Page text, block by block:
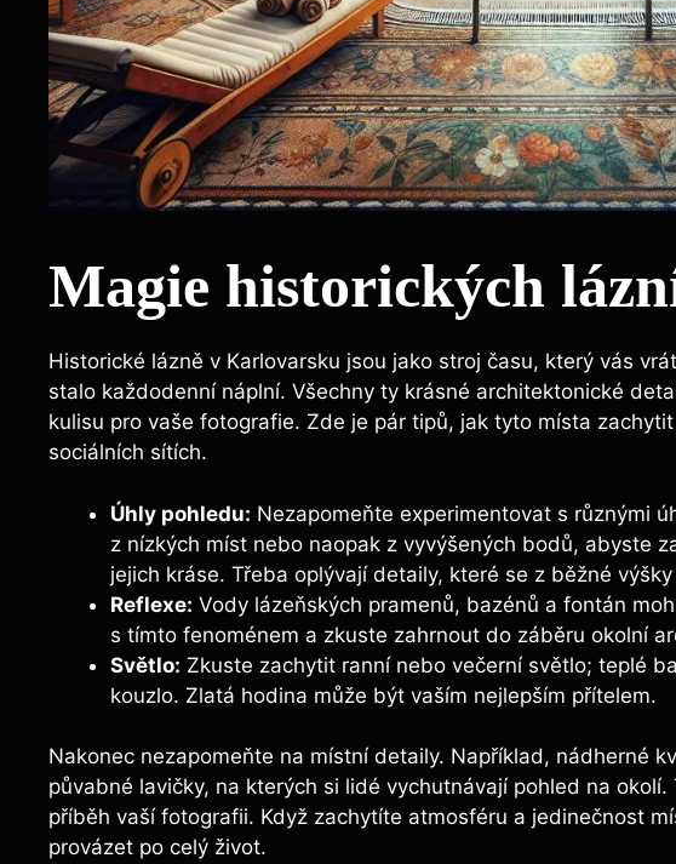
Magie historických
Historické lázně v Karlovarsku jsou jako stroj času, který vás
stalo každodenní náplní. Všechny ty krásné architektonické
kulisu pro vaše fotografie. Zde je pár tipů, jak tyto místa
sociálních sítích.
Úhly pohledu: Nezapomeňte experimentovat s různými
z nízkých míst nebo naopak z vyvýšených bodů, abyste
jejich kráse. Třeba oplývají detaily, které se z běžné
Reflexe: Vody lázeňských pramenů, bazénů a fontán
s tímto fenoménem a zkuste zahrnout do záběru okolní
Světlo: Zkuste zachytit ranní nebo večerní světlo; teplé
kouzlo. Zlatá hodina může být vaším nejlepším přítelem.
Nakonec nezapomeňte na místní detaily. Například, nádherné
půvabné lavičky, na kterých si lidé vychutnávají pohled na
příběh vaší fotografii. Když zachytíte atmosféru a jedinečnost
provázet po celý život.